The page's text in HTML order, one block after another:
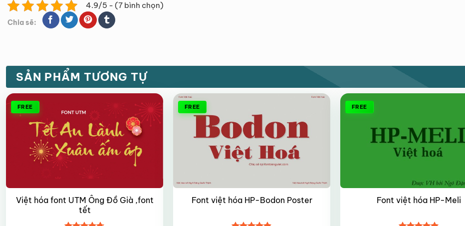
4.9/5 - (7 bình chọn)
Chia sẽ:
SẢN PHẨM TƯƠNG TỰ
FREE
Việt hóa font UTM Ông Đồ Già ,font
tết
FREE
Font việt hóa HP-Bodon Poster
FREE
Font việt hóa HP-Meli